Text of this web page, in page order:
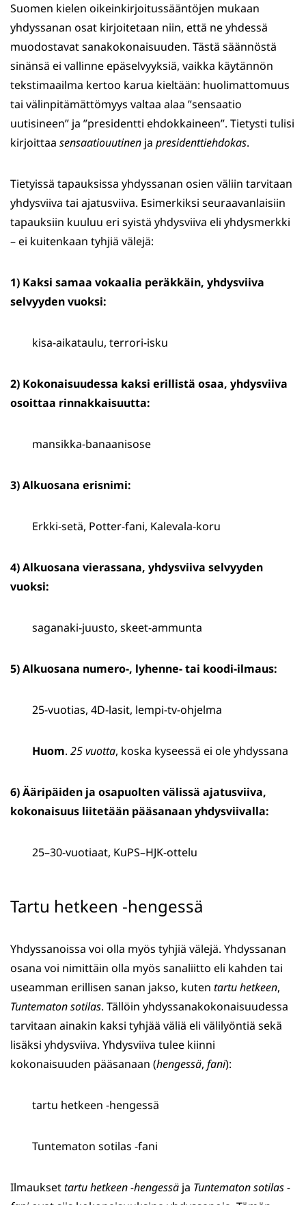
Suomen kielen oikeinkirjoitussääntöjen mukaan
yhdyssanan osat kirjoitetaan niin, että ne yhdessä
muodostavat sanakokonaisuuden. Tästä säännöstä
sinänsä ei vallinne epäselvyyksiä, vaikka käytännön
tekstimaailma kertoo karua kieltään: huolimattomuus
tai välinpitämättömyys valtaa alaa ”sensaatio
uutisineen” ja ”presidentti ehdokkaineen”. Tietysti tulisi
kirjoittaa sensaatiouutinen ja presidenttiehdokas.
Tietyissä tapauksissa yhdyssanan osien väliin tarvitaan
yhdysviiva tai ajatusviiva. Esimerkiksi seuraavanlaisiin
tapauksiin kuuluu eri syistä yhdysviiva eli yhdysmerkki
– ei kuitenkaan tyhjiä välejä:
1) Kaksi samaa vokaalia peräkkäin, yhdysviiva
selvyyden vuoksi:
kisa-aikataulu, terrori-isku
2) Kokonaisuudessa kaksi erillistä osaa, yhdysviiva
osoittaa rinnakkaisuutta:
mansikka-banaanisose
3) Alkuosana erisnimi:
Erkki-setä, Potter-fani, Kalevala-koru
4) Alkuosana vierassana, yhdysviiva selvyyden
vuoksi:
saganaki-juusto, skeet-ammunta
5) Alkuosana numero-, lyhenne- tai koodi-ilmaus:
25-vuotias, 4D-lasit, lempi-tv-ohjelma
Huom. 25 vuotta, koska kyseessä ei ole yhdyssana
6) Ääripäiden ja osapuolten välissä ajatusviiva,
kokonaisuus liitetään pääsanaan yhdysviivalla:
25–30-vuotiaat, KuPS–HJK-ottelu
Tartu hetkeen -hengessä
Yhdyssanoissa voi olla myös tyhjiä välejä. Yhdyssanan
osana voi nimittäin olla myös sanaliitto eli kahden tai
useamman erillisen sanan jakso, kuten tartu hetkeen,
Tuntematon sotilas. Tällöin yhdyssanakokonaisuudessa
tarvitaan ainakin kaksi tyhjää väliä eli välilyöntiä sekä
lisäksi yhdysviiva. Yhdysviiva tulee kiinni
kokonaisuuden pääsanaan (hengessä, fani):
tartu hetkeen -hengessä
Tuntematon sotilas -fani
Ilmauksettartu hetkeen -hengessä ja Tuntematon sotilas -